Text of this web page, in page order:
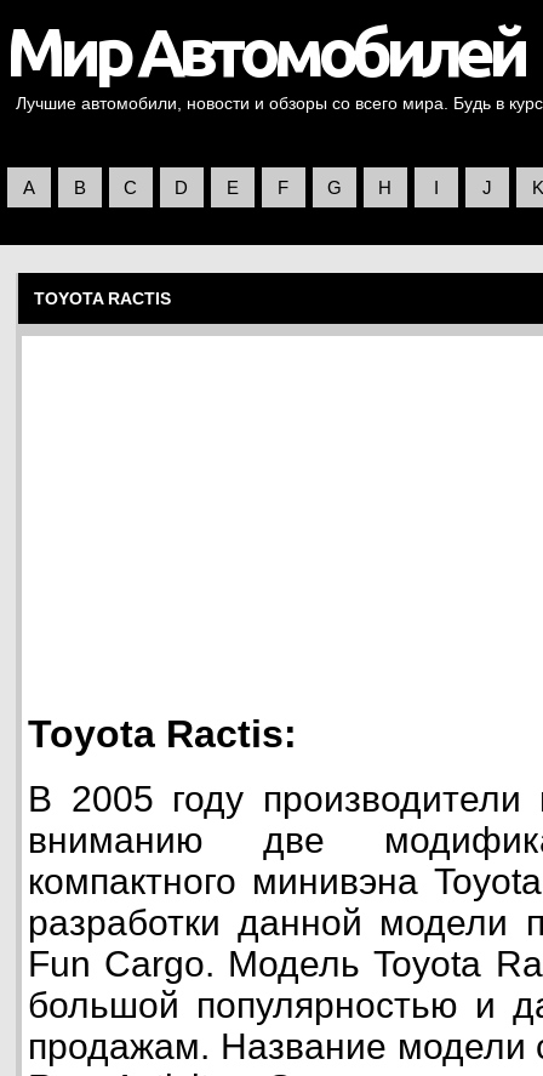
Лучшие автомобили, новости и обзоры со всего мира. Будь в
A B C D E F G H I J K
TOYOTA RACTIS
Toyota Ractis:
В 2005 году
вниманию две
компактного минивэна
разработки данной модели
Fun Cargо. Модель Toyota
большой популярностью и
продажам. Название модели